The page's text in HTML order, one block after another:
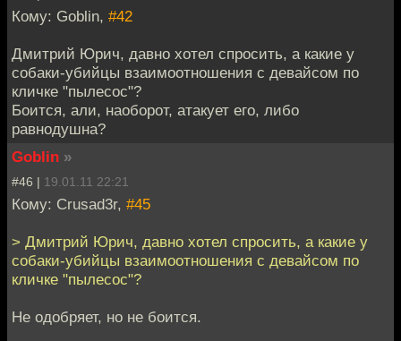
Кому: Goblin, #42
Дмитрий Юрич, давно хотел спросить, а какие у
собаки-убийцы взаимоотношения с девайсом по
кличке "пылесос"?
Боится, али, наоборот, атакует его, либо
равнодушна?
Goblin »
#46 | 19.01.11 22:21
Кому: Crusad3r, #45
> Дмитрий Юрич, давно хотел спросить, а какие у
собаки-убийцы взаимоотношения с девайсом по
кличке "пылесос"?
Не одобряет, но не боится.